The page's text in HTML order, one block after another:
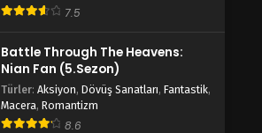
Tales of Herding Gods 39.Bölüm
Blm 39 - Temmuz 14, 2025
Tales of Herding Gods 38.Bölüm
izle
7.5
Battle Through The Heavens:
Nian Fan (5.Sezon)
Türler: Aksiyon, Dövüş Sanatları, Fantastik,
Macera, Romantizm
8.6